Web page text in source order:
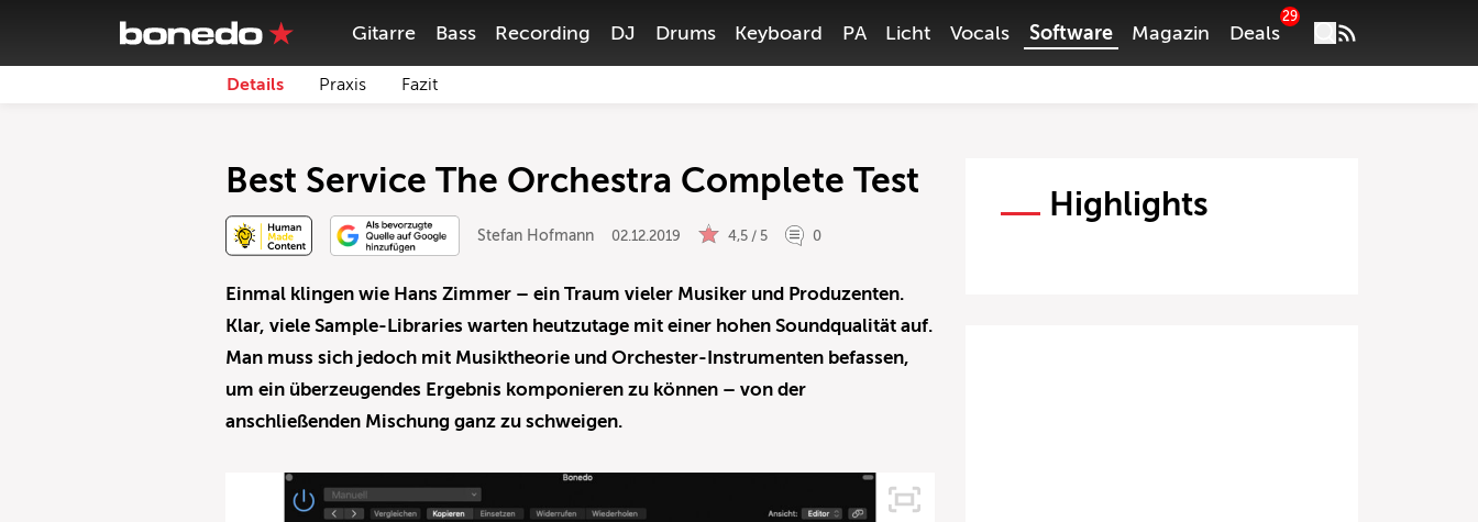
Gitarre Bass Recording DJ Drums Keyboard PA Licht Vocals Software Magazin Deals
29
Details Praxis Fazit
Best Service The Orchestra Complete Test
Stefan Hofmann 02.12.2019 4,5 / 5 0
Einmal klingen wie Hans Zimmer – ein Traum vieler Musiker und Produzenten.
Klar, viele Sample-Libraries warten heutzutage mit einer hohen Soundqualität auf.
Man muss sich jedoch mit Musiktheorie und Orchester-Instrumenten befassen,
um ein überzeugendes Ergebnis komponieren zu können – von der
anschließenden Mischung ganz zu schweigen.
Highlights